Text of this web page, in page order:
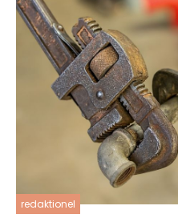
redaktionel